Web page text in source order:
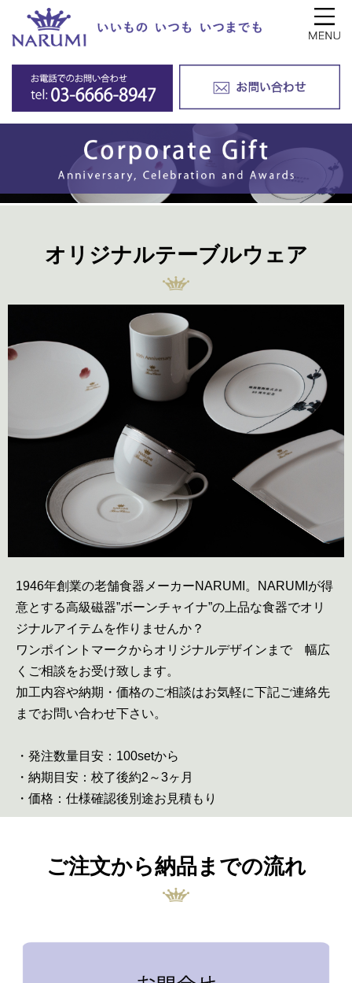
オリジナルテーブルウェア
1946年創業の老舗食器メーカーNARUMI。NARUMIが得
意とする高級磁器”ボーンチャイナ”の上品な食器でオリ
ジナルアイテムを作りませんか？
ワンポイントマークからオリジナルデザインまで 幅広
くご相談をお受け致します。
加工内容や納期・価格のご相談はお気軽に下記ご連絡先
までお問い合わせ下さい。
・発注数量目安：100setから
・納期目安：校了後約2～3ヶ月
・価格：仕様確認後別途お見積もり
ご注文から納品までの流れ